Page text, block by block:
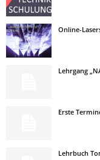
Online-
Lehrgang
Erste
Lehrbuch